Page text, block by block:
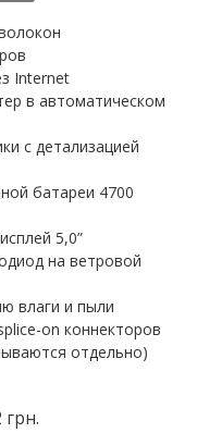
Internet
в автоматическом
с детализацией
батареи 4700
5,0”
на ветровой
влаги и пыли
on коннекторов
отдельно)
грн.